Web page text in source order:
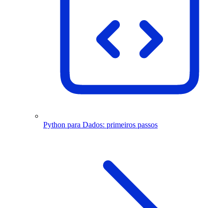
Python para Dados: primeiros passos